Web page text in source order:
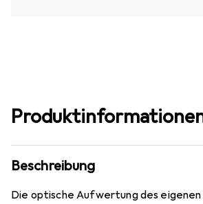
Beschreibung
Die optische Aufwertung des eigenen